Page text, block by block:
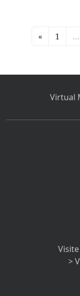
« 1 …
Virtual
>